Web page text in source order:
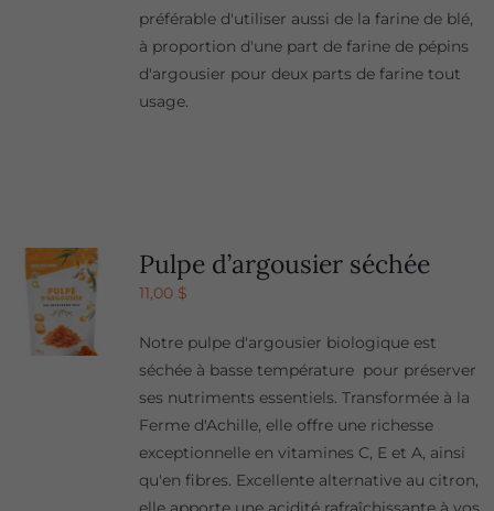
préférable d'utiliser aussi de la farine de blé,
à proportion d'une part de farine de pépins
d'argousier pour deux parts de farine tout
usage.
Pulpe d’argousier séchée
11,00 $
Notre pulpe d'argousier biologique est
séchée à basse température pour préserver
ses nutriments essentiels. Transformée à la
Ferme d'Achille, elle offre une richesse
exceptionnelle en vitamines C, E et A, ainsi
qu'en fibres. Excellente alternative au citron,